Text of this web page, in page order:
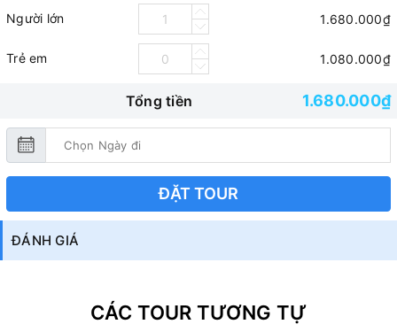
Người lớn 1.680.000₫
Trẻ em 1.080.000₫
Tổng tiền 1.680.000₫
ĐẶT TOUR
ĐÁNH GIÁ
CÁC TOUR TƯƠNG TỰ